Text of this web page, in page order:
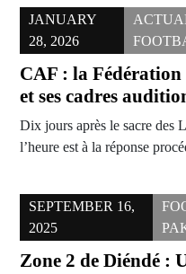
JANUARY
28, 2026
CAF : la Fédération
et ses cadres
Dix jours après le sacre des
l’heure est à la réponse
SEPTEMBER 16,
2025
Zone 2 de Diéndé :